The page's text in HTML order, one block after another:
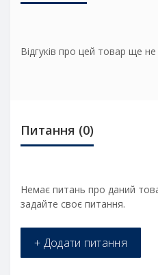
Відгуків про цей товар ще
Питання (0)
Немає питань про даний
задайте своє питання.
+ Додати питання